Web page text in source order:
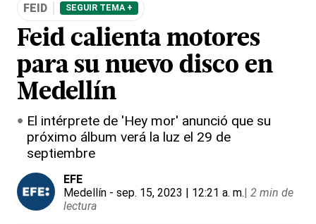
FEID SEGUIR TEMA +
Feid calienta motores
para su nuevo disco en
Medellín
El intérprete de 'Hey mor' anunció que su
próximo álbum verá la luz el 29 de
septiembre
EFE
Medellín - sep. 15, 2023 | 12:21 a. m.| 2 min de
lectura